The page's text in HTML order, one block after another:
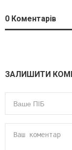
0 Коментарів
ЗАЛИШИТИ